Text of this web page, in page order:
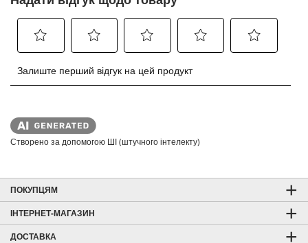
Створено за допомогою ШІ (штучного інтелекту)
ПОКУПЦЯМ
ІНТЕРНЕТ-МАГАЗИН
ДОСТАВКА